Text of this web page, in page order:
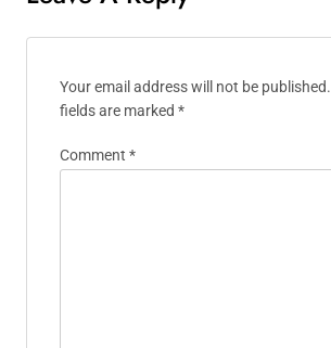
Your email address will not be published.
fields are marked *
Comment *